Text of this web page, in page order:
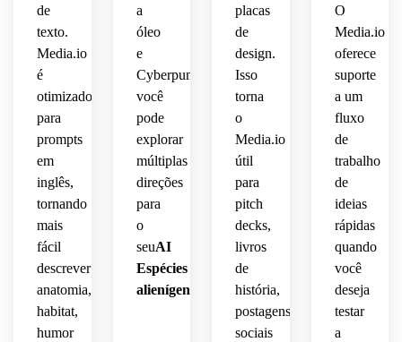
deriva,
alto
contraste,
arte
de
ficção
científica
hiperdetalhada,
de
textura
premium,
científica,
equilibrada,
detalhes
nítidos,
ilustração
científica
realista
científica,
metálicas,
esmeralda
anatomia
detalhada,
texturas
realistas,
científica
ultra-
detalhada,
névoa
acabamento
de
arte
conceitual
premium,
texturas
altamente
detalhadas,
de
texto.
Media.io
é
otimizado
para
prompts
em
inglês,
tornando
mais
fácil
descrever
anatomia,
habitat,
humor
a
óleo
e
Cyberpunk,
você
pode
explorar
múltiplas
direções
para
o
seuAI
Espécies
alienígenas
geradorIdeias.
placas
de
design.
Isso
torna
o
Media.io
útil
para
pitch
decks,
livros
de
história,
postagens
sociais
O
Media.io
oferece
suporte
a um
fluxo
de
trabalho
de
ideias
rápidas
quando
você
deseja
testar
a